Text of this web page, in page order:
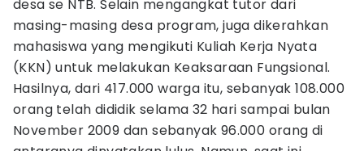
desa se NTB. Selain mengangkat tutor dari
masing-masing desa program, juga dikerahkan
mahasiswa yang mengikuti Kuliah Kerja Nyata
(KKN) untuk melakukan Keaksaraan Fungsional.
Hasilnya, dari 417.000 warga itu, sebanyak 108.000
orang telah dididik selama 32 hari sampai bulan
November 2009 dan sebanyak 96.000 orang di